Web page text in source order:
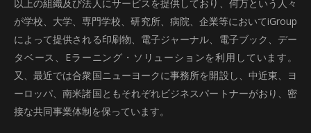
以上の組織及び法人にサービスを提供しており、何万という人々
が学校、大学、専門学校、研究所、病院、企業等においてiGroup
によって提供される印刷物、電子ジャーナル、電子ブック、デー
タベース、Eラーニング・ソリューションを利用しています。
又、最近では合衆国ニューヨークに事務所を開設し、中近東、ヨ
ーロッパ、南米諸国ともそれぞれビジネスパートナーがおり、密
接な共同事業体制を保っています。